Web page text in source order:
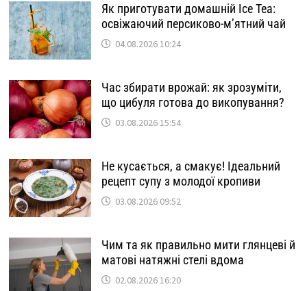
Як приготувати домашній Ice Tea:
освіжаючий персиково-м’ятний чай
04.08.2026 10:24
Час збирати врожай: як зрозуміти,
що цибуля готова до викопування?
03.08.2026 15:54
Не кусається, а смакує! Ідеальний
рецепт супу з молодої кропиви
03.08.2026 09:52
Чим та як правильно мити глянцеві й
матові натяжні стелі вдома
02.08.2026 16:20